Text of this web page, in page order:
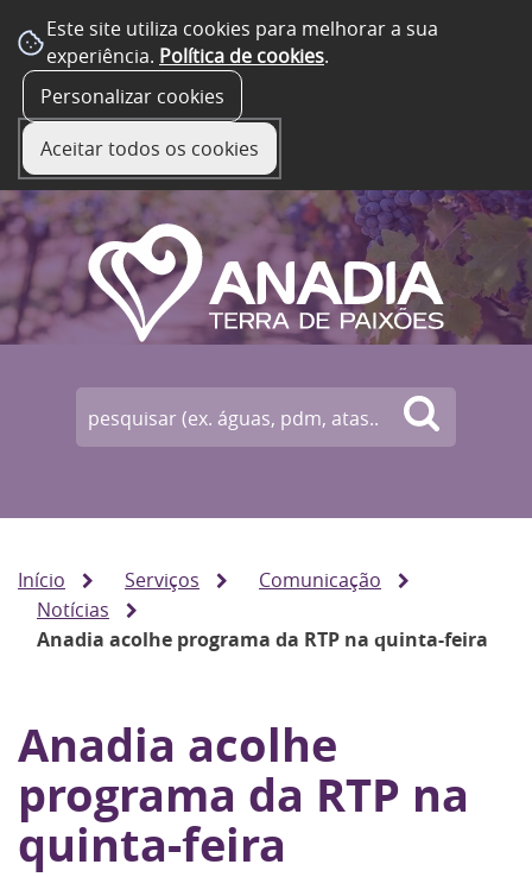
Este site utiliza cookies para melhorar a sua
experiência. Política de cookies.
Personalizar cookies
Aceitar todos os cookies
Início Serviços
Comunicação
Notícias
Anadia acolhe programa da RTP na quinta-feira
Anadia acolhe
programa da RTP na
quinta-feira